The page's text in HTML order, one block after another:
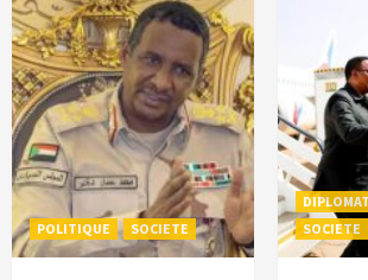
POLITIQUE SOCIETE
SOCIETE